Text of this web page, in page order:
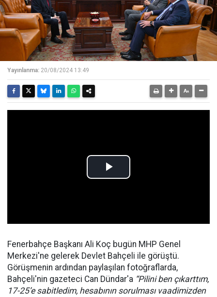
Yayınlanma: 20/08/2024 13:49
Fenerbahçe Başkanı Ali Koç bugün MHP Genel
Merkezi'ne gelerek Devlet Bahçeli ile görüştü.
Görüşmenin ardından paylaşılan fotoğraflarda,
Bahçeli'nin gazeteci Can Dündar'a “Pilini ben çıkarttım,
17-25’e sabitledim, hesabının sorulması vaadimizden